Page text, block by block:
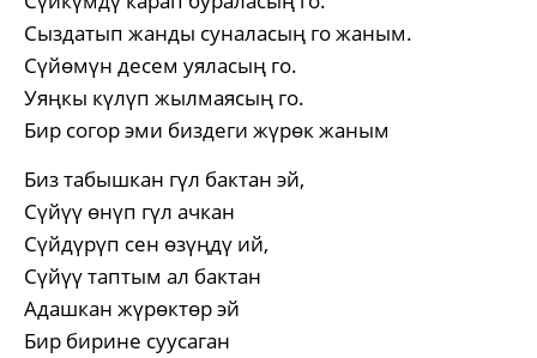
Сыздатып жанды суналасың го жаным.
Сүйөмүн десем уяласың го.
Уяңкы күлүп жылмаясың го.
Бир согор эми биздеги жүрөк жаным
Биз табышкан гүл бактан эй,
Сүйүү өнүп гүл ачкан
Сүйдүрүп сен өзүңдү ий,
Сүйүү таптым ал бактан
Адашкан жүрөктөр эй
Бир бирине суусаган